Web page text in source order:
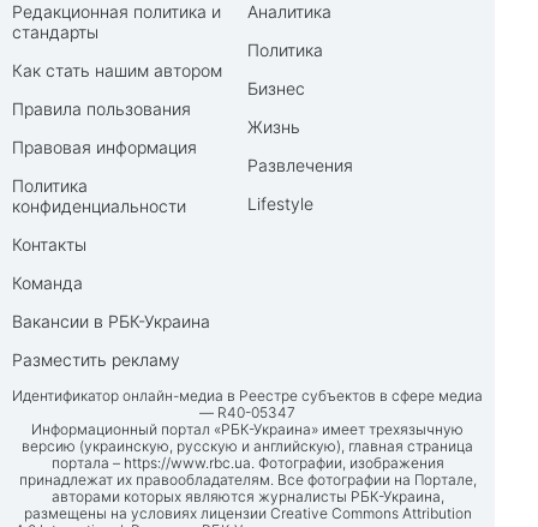
Редакционная политика и
стандарты
Как стать нашим автором
Правила пользования
Правовая информация
Политика
конфиденциальности
Контакты
Команда
Вакансии в РБК-Украина
Разместить рекламу
Аналитика
Политика
Бизнес
Жизнь
Развлечения
Lifestyle
Идентификатор онлайн-медиа в Реестре субъектов в сфере медиа
— R40-05347
Информационный портал «РБК-Украина» имеет трехязычную
версию (украинскую, русскую и английскую), главная страница
портала – https://www.rbc.ua. Фотографии, изображения
принадлежат их правообладателям. Все фотографии на Портале,
авторами которых являются журналисты РБК-Украина,
размещены на условиях лицензии Creative Commons Attribution